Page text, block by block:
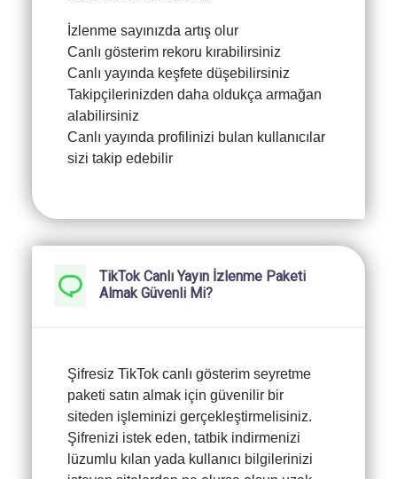
İzlenme sayınızda artış olur
Canlı gösterim rekoru kırabilirsiniz
Canlı yayında keşfete düşebilirsiniz
Takipçilerinizden daha oldukça armağan
alabilirsiniz
Canlı yayında profilinizi bulan kullanıcılar
sizi takip edebilir
TikTok Canlı Yayın İzlenme Paketi
Almak Güvenli Mi?
Şifresiz TikTok canlı gösterim seyretme
paketi satın almak için güvenilir bir
siteden işleminizi gerçekleştirmelisiniz.
Şifrenizi istek eden, tatbik indirmenizi
lüzumlu kılan yada kullanıcı bilgilerinizi